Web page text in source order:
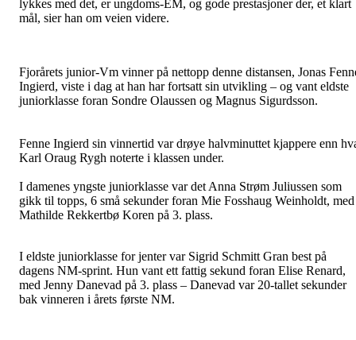
lykkes med det, er ungdoms-EM, og gode prestasjoner der, et klart
mål, sier han om veien videre.
Fjorårets junior-Vm vinner på nettopp denne distansen, Jonas
Ingierd, viste i dag at han har fortsatt sin utvikling – og vant eldste
juniorklasse foran Sondre Olaussen og Magnus Sigurdsson.
Fenne Ingierd sin vinnertid var drøye halvminuttet kjappere enn
Karl Oraug Rygh noterte i klassen under.
I damenes yngste juniorklasse var det Anna Strøm Juliussen som
gikk til topps, 6 små sekunder foran Mie Fosshaug Weinholdt, med
Mathilde Rekkertbø Koren på 3. plass.
I eldste juniorklasse for jenter var Sigrid Schmitt Gran best på
dagens NM-sprint. Hun vant ett fattig sekund foran Elise Renard,
med Jenny Danevad på 3. plass – Danevad var 20-tallet sekunder
bak vinneren i årets første NM.